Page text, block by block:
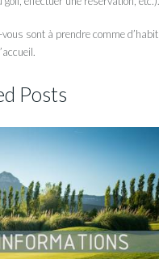
sont à prendre comme
Posts